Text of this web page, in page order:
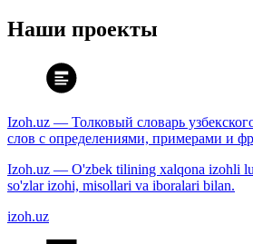
Наши проекты
Izoh.uz — Толковый словарь
слов с определениями, примерами и
Izoh.uz — O'zbek tilining xalqona izohli
so'zlar izohi, misollari va iboralari bilan.
izoh.uz